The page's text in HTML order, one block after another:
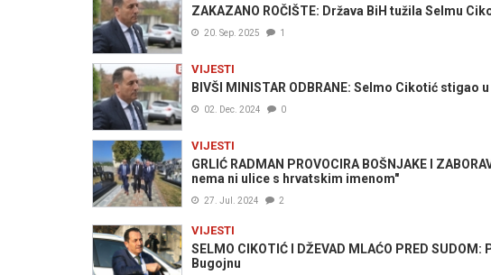
ZAKAZANO ROČIŠTE: Država BiH tužila Selmu
20. Sep. 2025 1
VIJESTI
BIVŠI MINISTAR ODBRANE: Selmo Cikotić stigao
02. Dec. 2024 0
VIJESTI
GRLIĆ RADMAN PROVOCIRA BOŠNJAKE I
nema ni ulice s hrvatskim imenom"
27. Jul. 2024 2
VIJESTI
SELMO CIKOTIĆ I DŽEVAD MLAĆO PRED
Bugojnu